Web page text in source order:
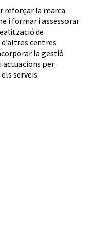
reforçar la marca
i formar i assessorar
de
centres
la gestió
per
serveis.